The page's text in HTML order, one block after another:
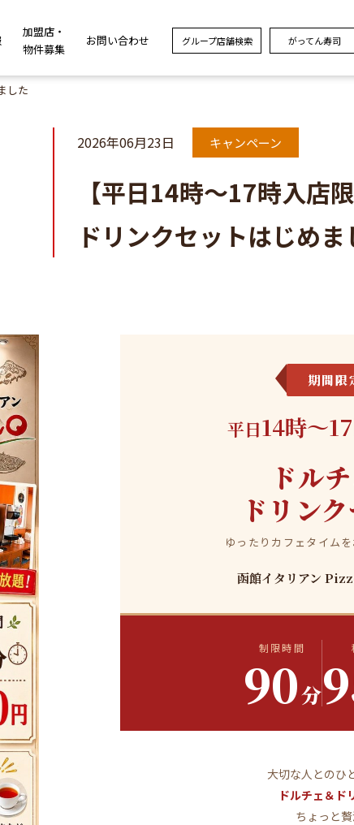
加盟店・
物件募集
お問い合わせ グループ店舗検索 がってん寿司
した
2026年06月23日 キャンペーン
【平日14時〜17時入店
ドリンクセットはじめま
期間限
平日14時〜
ドル
ドリン
ゆったりカフェタイム
函館イタリアン
制限時間
90分
大切な人とのひ
ドルチェ＆ド
ちょっと